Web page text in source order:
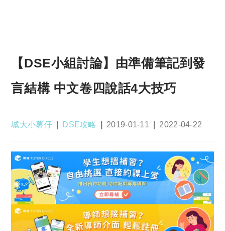
【DSE小組討論】由準備筆記到發
言結構 中文卷四說話4大技巧
Post
城大小薯仔
Post
DSE攻略
Post
2019-01-11
Post
2022-04-22